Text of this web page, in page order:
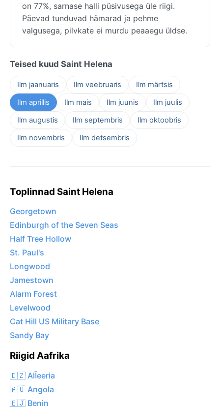
on 77%, sarnase halli püsivusega üle riigi.
Päevad tunduvad hämarad ja pehme
valgusega, pilvkate ei murdu peaaegu üldse.
Teised kuud Saint Helena
Ilm jaanuaris Ilm veebruaris
Ilm märtsis
Ilm aprillis
Ilm mais Ilm juunis
Ilm juulis
Ilm augustis
Ilm septembris
Ilm oktoobris
Ilm novembris
Ilm detsembris
Toplinnad Saint Helena
Georgetown
Edinburgh of the Seven Seas
Half Tree Hollow
St. Paul's
Longwood
Jamestown
Alarm Forest
Levelwood
Cat Hill US Military Base
Sandy Bay
Riigid Aafrika
🇩🇿 AlĪeeria
🇦🇴 Angola
🇧🇯 Benin